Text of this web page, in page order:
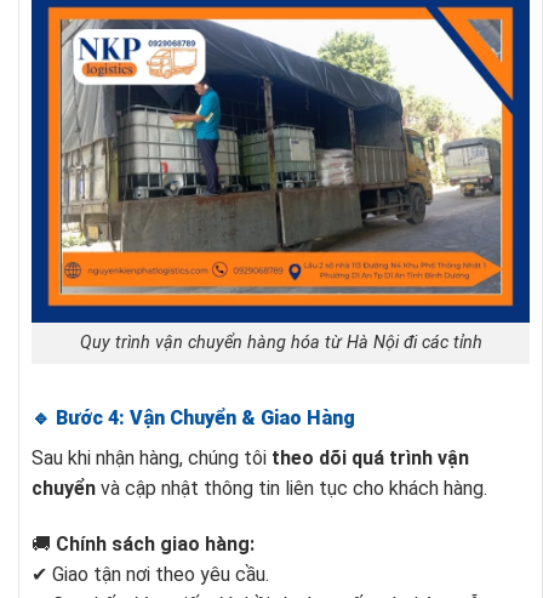
Quy trình vận chuyển hàng hóa từ Hà Nội đi các tỉnh
🔹 Bước 4: Vận Chuyển & Giao Hàng
Sau khi nhận hàng, chúng tôi theo dõi quá trình vận
chuyển và cập nhật thông tin liên tục cho khách hàng.
🚚 Chính sách giao hàng:
✔ Giao tận nơi theo yêu cầu.